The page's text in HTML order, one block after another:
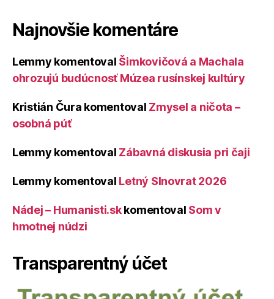
Najnovšie komentáre
Lemmy komentoval Šimkovičová a Machala
ohrozujú budúcnosť Múzea rusínskej kultúry
Kristián Čura komentoval Zmysel a ničota –
osobná púť
Lemmy komentoval Zábavná diskusia pri čaji
Lemmy komentoval Letný Slnovrat 2026
Nádej – Humanisti.skkomentoval Som v
hmotnej núdzi
Transparentný účet